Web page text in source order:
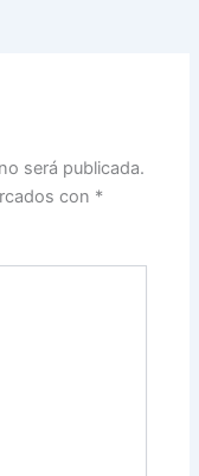
será publicada.
con *